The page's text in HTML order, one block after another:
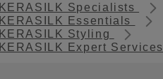
KERASILK Specialists
KERASILK Essentials
KERASILK Styling
KERASILK Expert Services